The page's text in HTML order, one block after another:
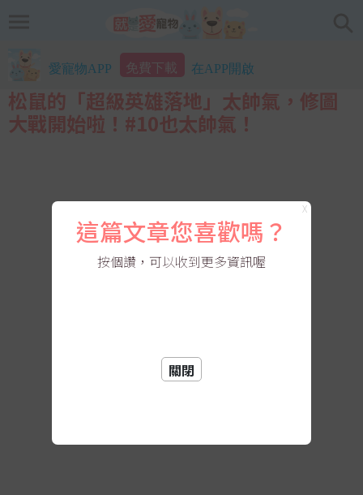
愛寵物APP 免費下載 在APP開啟
松鼠的「超級英雄落地」太帥氣，修圖
大戰開始啦！#10也太帥氣！
X
這篇文章您喜歡嗎？
按個讚，可以收到更多資訊喔
關閉